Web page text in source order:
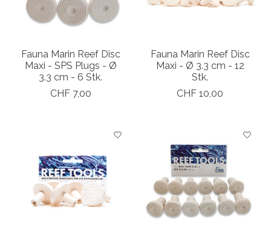
Fauna Marin Reef Disc
Maxi - SPS Plugs - Ø
3.3 cm - 6 Stk.
CHF 7,00
Fauna Marin Reef Disc
Maxi - Ø 3.3 cm - 12
Stk.
CHF 10,00